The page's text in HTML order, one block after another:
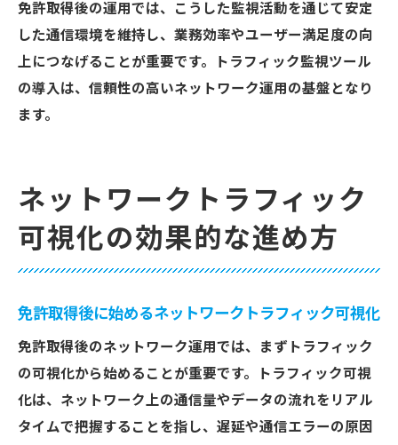
トラフィック監視ツール導入で得られる安
心感
帯域制御を活用した障害発生防止の実践法
免許取得後の運用では、こうした監視活動を通じて安定
した通信環境を維持し、業務効率やユーザー満足度の向
上につなげることが重要です。トラフィック監視ツール
の導入は、信頼性の高いネットワーク運用の基盤となり
ます。
ネットワークトラフィック
可視化の効果的な進め方
免許取得後に始めるネットワークトラフィック可視化
免許取得後のネットワーク運用では、まずトラフィック
の可視化から始めることが重要です。トラフィック可視
化は、ネットワーク上の通信量やデータの流れをリアル
タイムで把握することを指し、遅延や通信エラーの原因